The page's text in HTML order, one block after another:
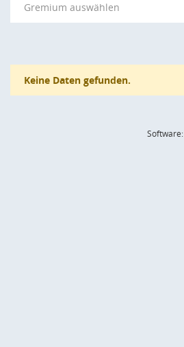
Gremium auswählen
Keine Daten gefunden.
Software: